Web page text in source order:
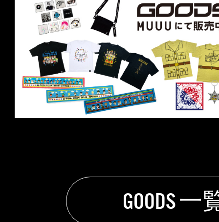
GOODS 一